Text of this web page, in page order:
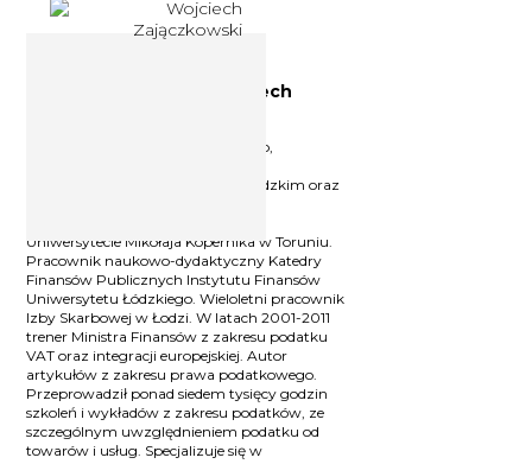
Ekspert podatkowy Wojciech
Absolwent Uniwersytetu Łódzkiego,
podatkowego na Uniwersytecie Łódzkim oraz
Uniwersytecie Mikołaja Kopernika w Toruniu.
Pracownik naukowo-dydaktyczny Katedry
Finansów Publicznych Instytutu Finansów
Uniwersytetu Łódzkiego. Wieloletni pracownik
Izby Skarbowej w Łodzi. W latach 2001-2011
trener Ministra Finansów z zakresu podatku
VAT oraz integracji europejskiej. Autor
artykułów z zakresu prawa podatkowego.
Przeprowadził ponad siedem tysięcy godzin
szkoleń i wykładów z zakresu podatków, ze
szczególnym uwzględnieniem podatku od
towarów i usług. Specjalizuje się w